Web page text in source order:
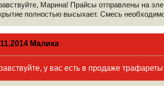
Марина! Прайсы отправлены на
полностью высыхает. Смесь
Малика
у вас есть в продаже